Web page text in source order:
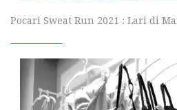
Pocari Sweat Run 2021 : Lari di